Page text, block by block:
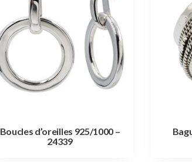
Boucles d’oreilles 925/1000 –
24339